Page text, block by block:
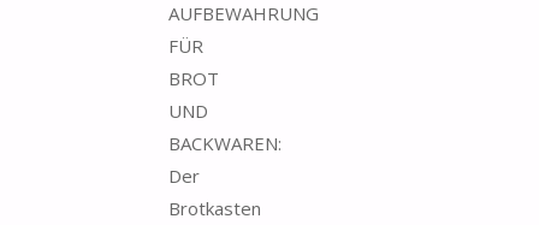
AUFBEWAHRUNG
FÜR
BROT
UND
BACKWAREN:
Der
Brotkasten